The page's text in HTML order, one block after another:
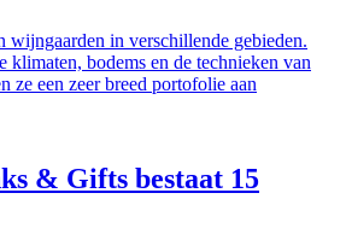
wijngaarden in verschillende gebieden.
klimaten, bodems en de technieken van
ze een zeer breed portofolie aan
& Gifts bestaat 15